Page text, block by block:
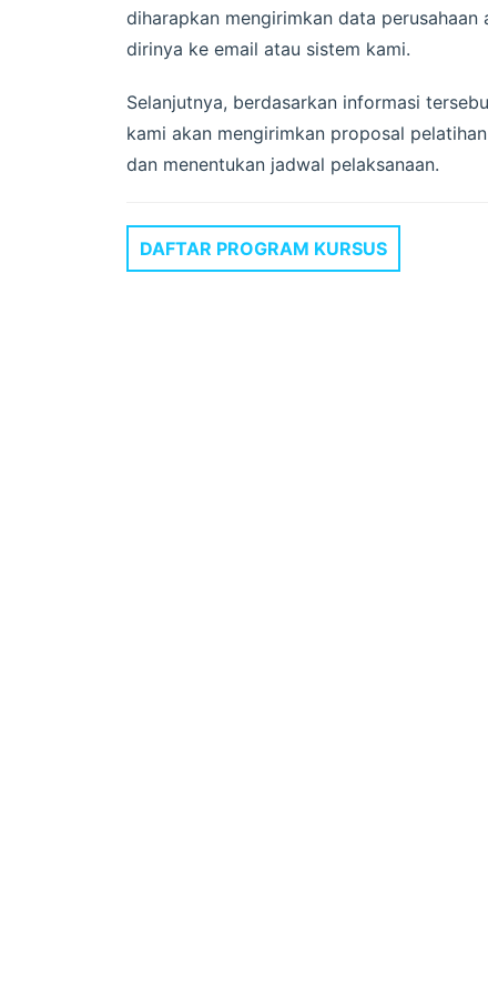
diharapkan mengirimkan data perusahaan
dirinya ke email atau sistem kami.
Selanjutnya, berdasarkan informasi
kami akan mengirimkan proposal pelatihan
dan menentukan jadwal pelaksanaan.
DAFTAR PROGRAM KURSUS